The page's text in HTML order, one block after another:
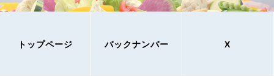
トップページ バックナンバー X